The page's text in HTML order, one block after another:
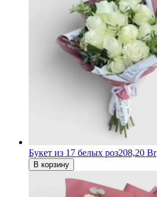
Букет из 17 белых роз208,20 Br
В корзину